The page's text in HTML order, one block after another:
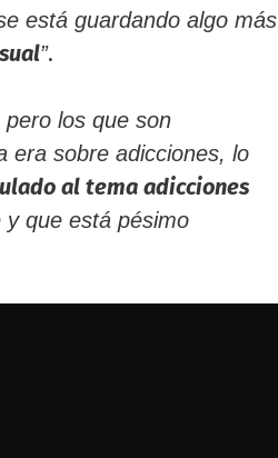
está guardando algo más
”.
pero los que son
era sobre adicciones, lo
al tema adicciones
que está pésimo